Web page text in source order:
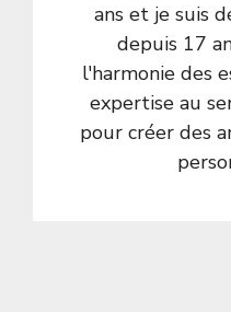
ans et je suis
depuis 17
l'harmonie des
expertise au
pour créer des